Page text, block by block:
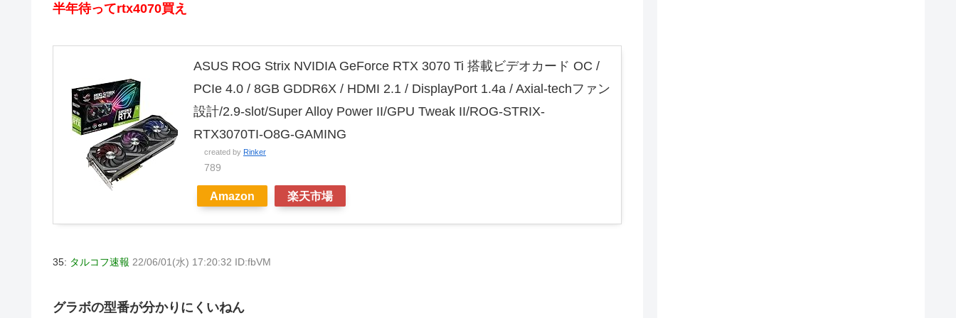
半年待ってrtx4070買え
ASUS ROG Strix NVIDIA GeForce RTX 3070 Ti 搭載ビデオカード OC /
PCIe 4.0 / 8GB GDDR6X / HDMI 2.1 / DisplayPort 1.4a / Axial-techファン
設計/2.9-slot/Super Alloy Power II/GPU Tweak II/ROG-STRIX-
RTX3070TI-O8G-GAMING
created by Rinker
789
Amazon 楽天市場
35: タルコフ速報 22/06/01(水) 17:20:32 ID:fbVM
グラボの型番が分かりにくいねん